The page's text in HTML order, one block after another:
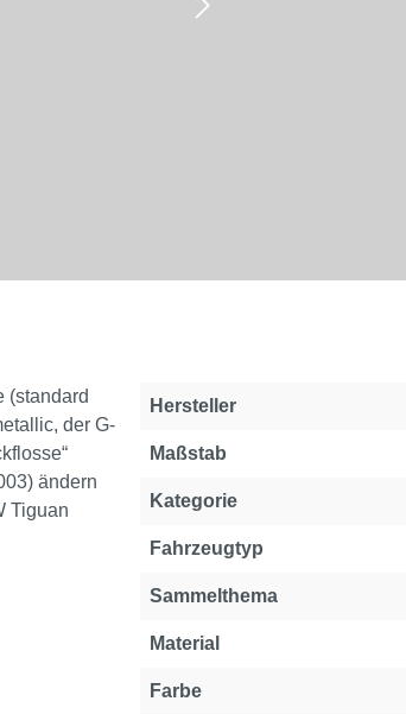
(standard
der G-
ändern
Tiguan
Hersteller
Maßstab
Kategorie
Fahrzeugtyp
Sammelthema
Material
Farbe